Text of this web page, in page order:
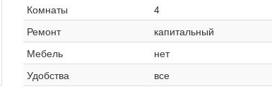
Комнаты
4
Ремонт
капитальный
Мебель
нет
Удобства
все